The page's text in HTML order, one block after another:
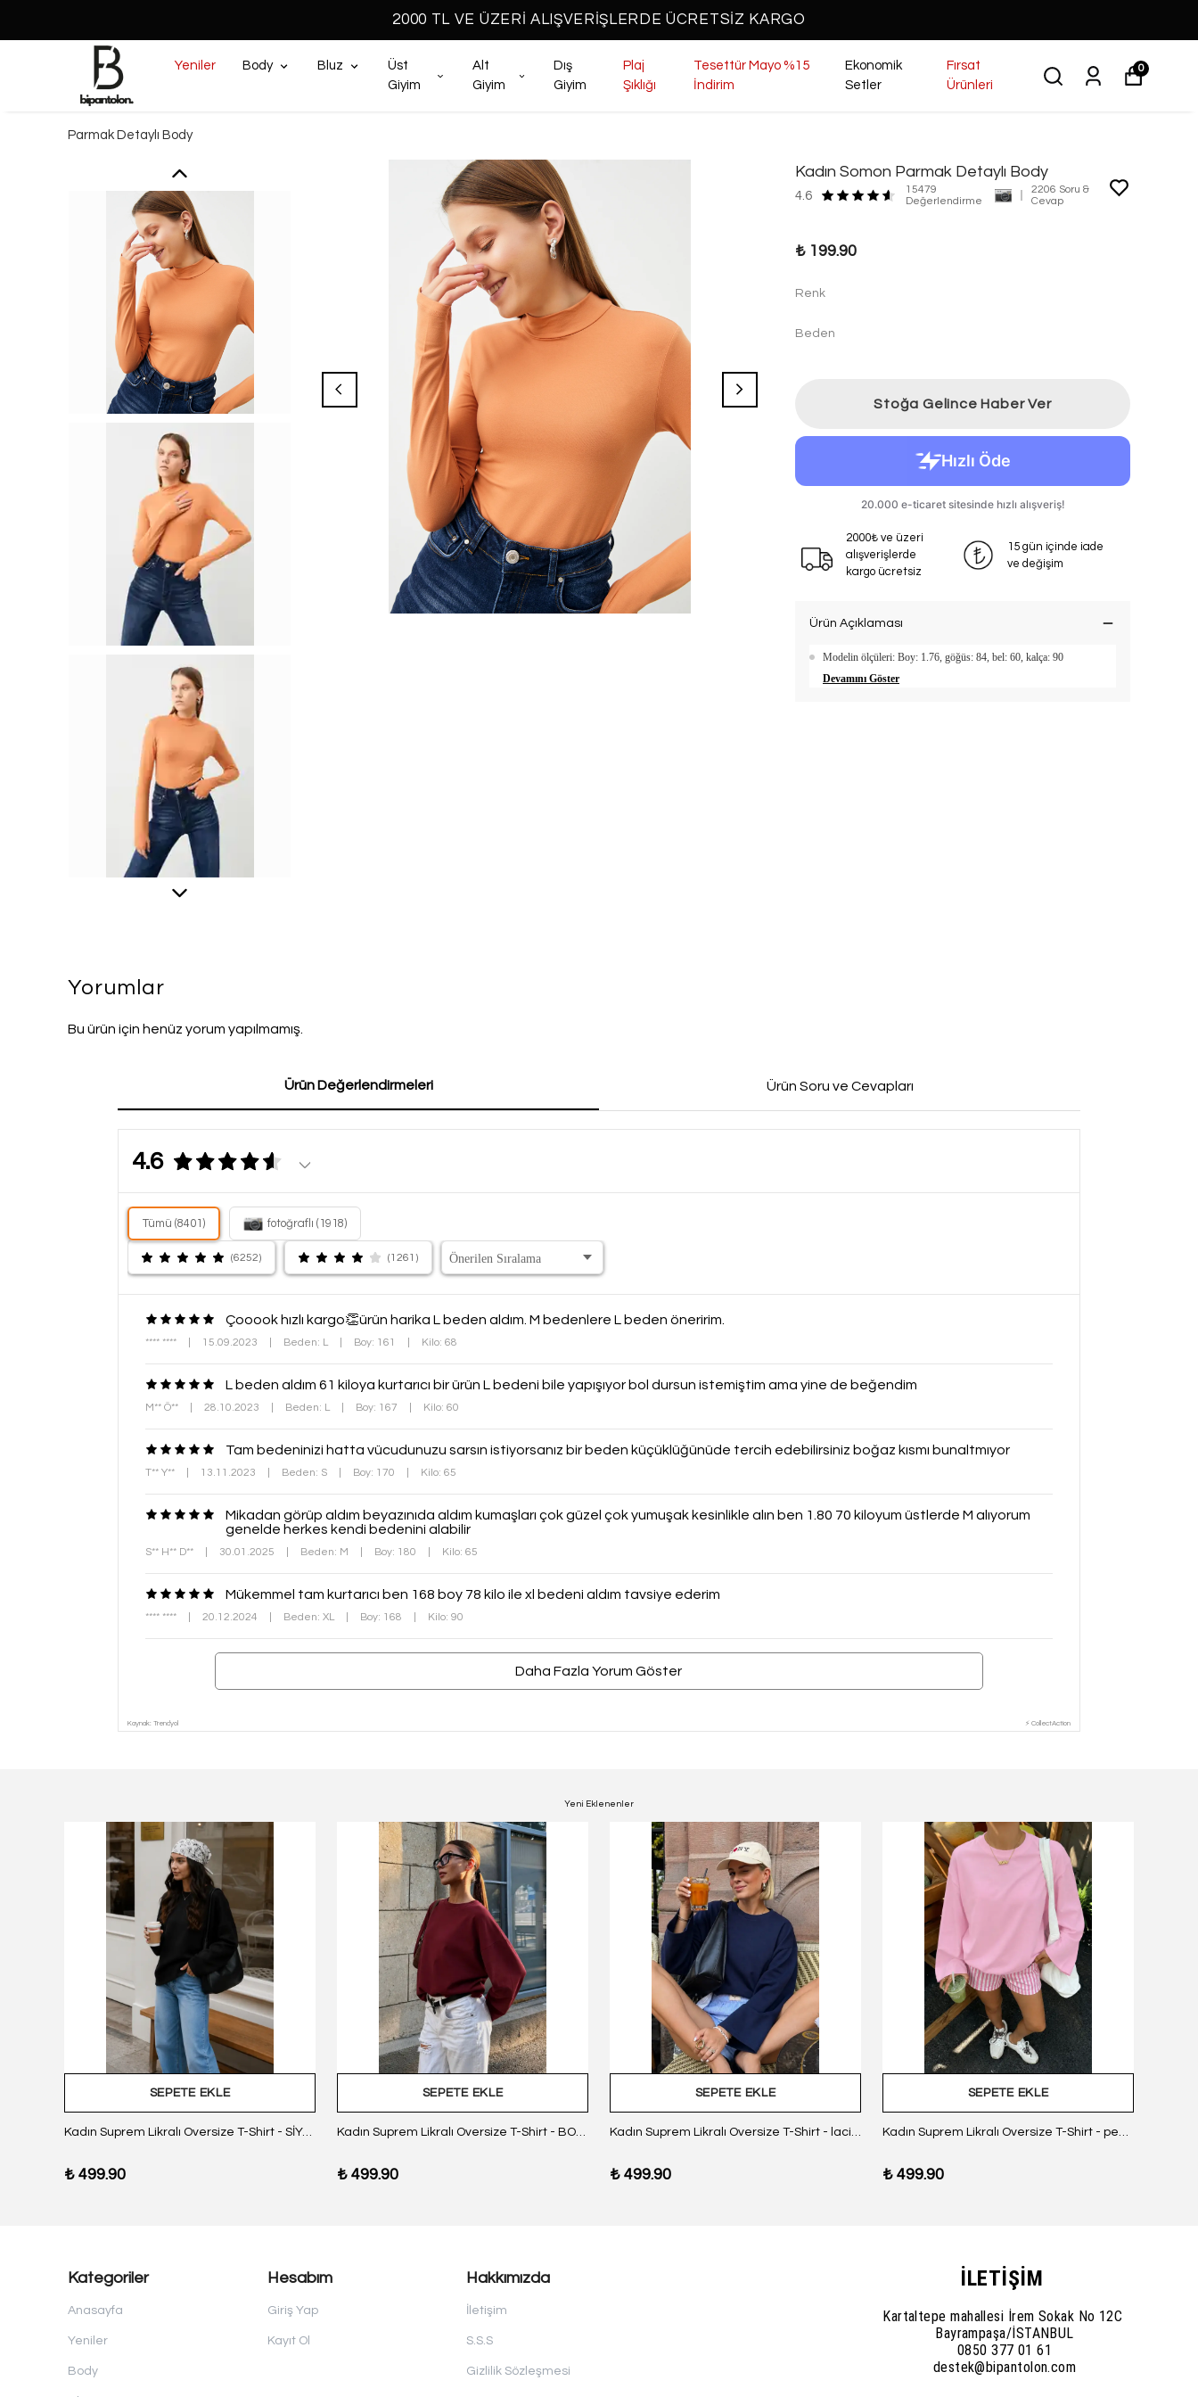
2000 TL VE ÜZERİ ALIŞVERİŞLERDE ÜCRETSİZ KARGO
Yeniler Body Bluz
Üst
Giyim
Alt
Giyim
Dış
Giyim
Plaj
Şıklığı
Tesettür Mayo %15
İndirim
Ekonomik
Setler
Fırsat
Ürünleri
0
Parmak Detaylı Body
Kadın Somon Parmak Detaylı Body
4.6
15479
Değerlendirme
2206 Soru &
Cevap
₺ 199.90
Renk
Beden
Stoğa Gelince Haber Ver
2000₺ ve üzeri
alışverişlerde
kargo ücretsiz
15 gün içinde iade
ve değişim
Ürün Açıklaması
Modelin ölçüleri: Boy: 1.76, göğüs: 84, bel: 60, kalça: 90
Devamını Göster
Yorumlar
Bu ürün için henüz yorum yapılmamış.
Ürün Değerlendirmeleri Ürün Soru ve Cevapları
4.6
Tümü (8401) fotoğraflı (1918)
(6252) (1261)
Çooook hızlı kargo👏ürün harika L beden aldım. M bedenlere L beden öneririm.
**** **** 15.09.2023 Beden: L Boy: 161 Kilo: 68
L beden aldım 61 kiloya kurtarıcı bir ürün L bedeni bile yapışıyor bol dursun istemiştim ama yine de beğendim
M** Ö** 28.10.2023 Beden: L Boy: 167 Kilo: 60
Tam bedeninizi hatta vücudunuzu sarsın istiyorsanız bir beden küçüklüğünüde tercih edebilirsiniz boğaz kısmı bunaltmıyor
T** Y** 13.11.2023 Beden: S Boy: 170 Kilo: 65
Mikadan görüp aldım beyazınıda aldım kumaşları çok güzel çok yumuşak kesinlikle alın ben 1.80 70 kiloyum üstlerde M alıyorum
genelde herkes kendi bedenini alabilir
S** H** D** 30.01.2025 Beden: M Boy: 180 Kilo: 65
Mükemmel tam kurtarıcı ben 168 boy 78 kilo ile xl bedeni aldım tavsiye ederim
**** **** 20.12.2024 Beden: XL Boy: 168 Kilo: 90
Daha Fazla Yorum Göster
Kaynak: Trendyol ⚡ CollectAction
Yeni Eklenenler
SEPETE EKLE
Kadın Suprem Likralı Oversize T-Shirt - SİYAH
₺ 499.90
SEPETE EKLE
Kadın Suprem Likralı Oversize T-Shirt - BORDO
₺ 499.90
SEPETE EKLE
Kadın Suprem Likralı Oversize T-Shirt - lacivert
₺ 499.90
SEPETE EKLE
Kadın Suprem Likralı Oversize T-Shirt - pembe
₺ 499.90
Kategoriler
Anasayfa
Yeniler
Body
Hesabım
Giriş Yap
Kayıt Ol
Hakkımızda
İletişim
S.S.S
Gizlilik Sözleşmesi
İLETİŞİM
Kartaltepe mahallesi İrem Sokak No 12C
Bayrampaşa/İSTANBUL
0850 377 01 61
destek@bipantolon.com